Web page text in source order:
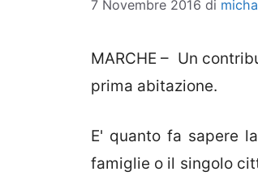
7 Novembre 2016 di
MARCHE – Un
prima abitazione.
E' quanto fa sapere
famiglie o il singolo